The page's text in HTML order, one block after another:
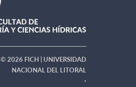
© 2026 FICH | UNIVERSIDAD
NACIONAL DEL LITORAL
·